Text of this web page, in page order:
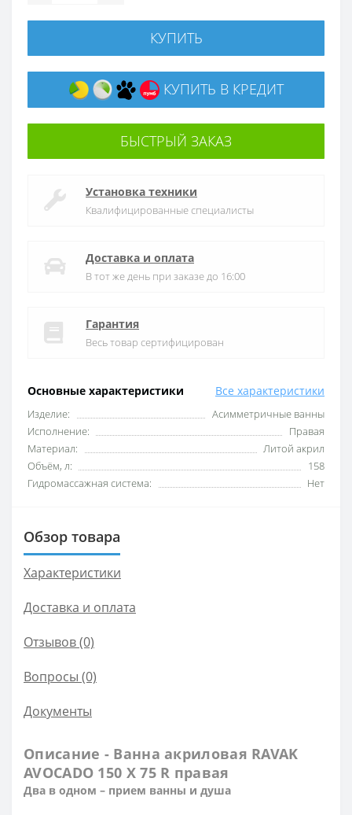
Основные характеристики Все характеристики
Изделие:
Асимметричные ванны
Исполнение:
Правая
Материал:
Литой акрил
Объём, л:
158
Гидромассажная система:
Нет
КУПИТЬ
КУПИТЬ В КРЕДИТ
БЫСТРЫЙ ЗАКАЗ
Установка техники
Квалифицированные специалисты
Доставка и оплата
В тот же день при заказе до 16:00
Гарантия
Весь товар сертифицирован
Обзор товара
Характеристики
Доставка и оплата
Отзывов (0)
Вопросы (0)
Документы
Описание - Ванна акриловая RAVAK
AVOCADO 150 X 75 R правая
Два в одном – прием ванны и душа